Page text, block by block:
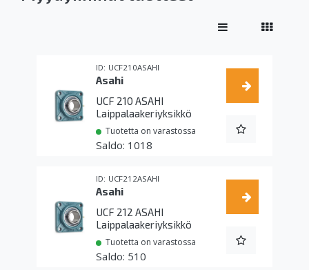
UCF210ASAHI
Asahi
UCF 210 ASAHI
Laippalaakeriyksikkö
Tuotetta on varastossa
1018
UCF212ASAHI
Asahi
UCF 212 ASAHI
Laippalaakeriyksikkö
Tuotetta on varastossa
510